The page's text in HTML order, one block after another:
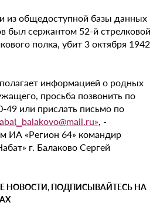
из общедоступной базы данных
был сержантом 52-й стрелковой
полка, убит 3 октября 1942
информацией о родных
просьба позвонить по
49 или прислать письмо по
, -
ИА «Регион 64» командир
г. Балаково Сергей
НОВОСТИ, ПОДПИСЫВАЙТЕСЬ НА